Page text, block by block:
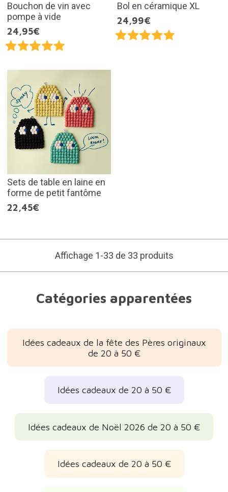
Bouchon de vin avec
pompe à vide
24,95€
Bol en céramique XL
24,99€
Sets de table en laine en
forme de petit fantôme
22,45€
Affichage 1-33 de 33 produits
Catégories apparentées
Idées cadeaux de la fête des Pères originaux
de 20 à 50 €
Idées cadeaux de 20 à 50 €
Idées cadeaux de Noël 2026 de 20 à 50 €
Idées cadeaux de 20 à 50 €